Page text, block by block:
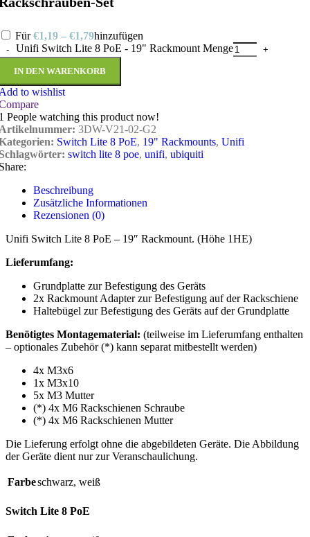
Für€1,19 – €1,79hinzufügen
Unifi Switch Lite 8 PoE - 19" Rackmount Menge
IN DEN WARENKORB
to wishlist
People watching this product now!
3DW-V21-02-G2
Switch Lite 8 PoE, 19" Rackmounts, Unifi
switch lite 8 poe, unifi, ubiquiti
Beschreibung
Zusätzliche Informationen
Rezensionen (0)
Unifi Switch Lite 8 PoE – 19″ Rackmount. (Höhe 1HE)
Lieferumfang:
Grundplatte zur Befestigung des Geräts
2x Rackmount Adapter zur Befestigung auf der Rackschiene
Haltebügel zur Befestigung des Geräts auf der Grundplatte
Benötigtes Montagematerial: (teilweise im Lieferumfang enthalten
– optionales Zubehör (*) kann separat mitbestellt werden)
4x M3x6
1x M3x10
5x M3 Mutter
(*) 4x M6 Rackschienen Schraube
(*) 4x M6 Rackschienen Mutter
Die Lieferung erfolgt ohne die abgebildeten Geräte. Die Abbildung
der Geräte dient nur zur Veranschaulichung.
Farbeschwarz, weiß
Switch Lite 8 PoE